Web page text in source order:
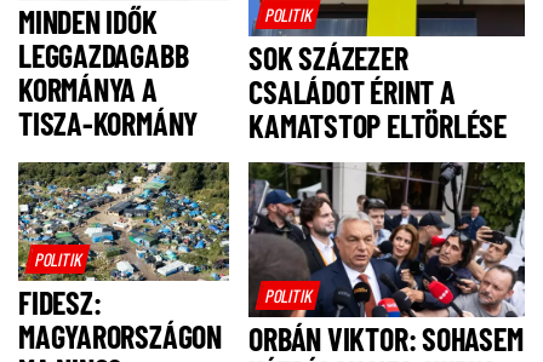
MINDEN IDŐK
LEGGAZDAGABB
KORMÁNYA A
TISZA-KORMÁNY
POLITIK
SOK SZÁZEZER
CSALÁDOT ÉRINT A
KAMATSTOP ELTÖRLÉSE
POLITIK
FIDESZ:
MAGYARORSZÁGON
POLITIK
ORBÁN VIKTOR: SOHASEM